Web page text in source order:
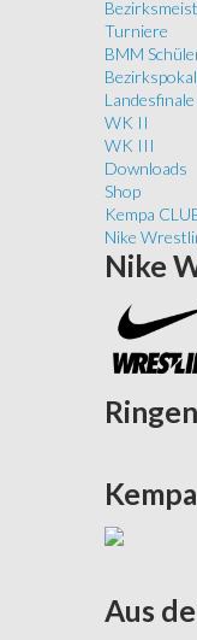
Turniere
BMM
WK II
WK III
Downloads
Shop
Kempa
Nike
Nike
Ringen
Kempa
Aus